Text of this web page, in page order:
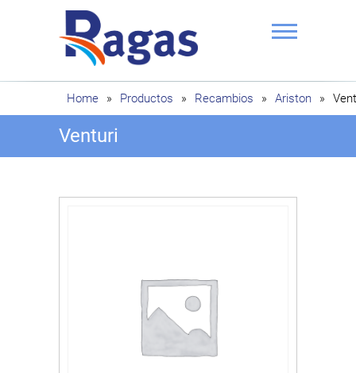
Ragas
Home » Productos » Recambios » Ariston »
Venturi